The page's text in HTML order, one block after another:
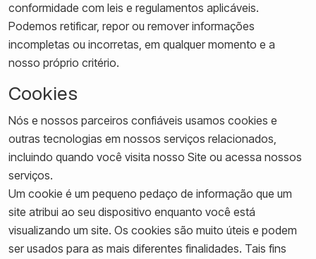
conformidade com leis e regulamentos aplicáveis.
Podemos retificar, repor ou remover informações
incompletas ou incorretas, em qualquer momento e a
nosso próprio critério.
Cookies
Nós e nossos parceiros confiáveis usamos cookies e
outras tecnologias em nossos serviços relacionados,
incluindo quando você visita nosso Site ou acessa nossos
serviços.
Um cookie é um pequeno pedaço de informação que um
site atribui ao seu dispositivo enquanto você está
visualizando um site. Os cookies são muito úteis e podem
ser usados para as mais diferentes finalidades. Tais fins